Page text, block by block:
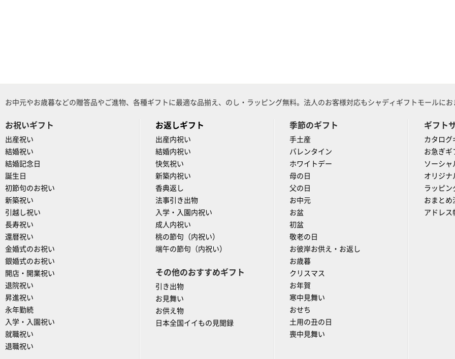
お中元やお歳暮などの贈答品やご進物、各種ギフトに最適な品揃え、のし・ラッピング無料。法人のお客様対応もシャディギフトモールに
お祝いギフト
出産祝い
結婚祝い
結婚記念日
誕生日
初節句のお祝い
新築祝い
引越し祝い
長寿祝い
還暦祝い
金婚式のお祝い
銀婚式のお祝い
開店・開業祝い
退院祝い
昇進祝い
永年勤続
入学・入園祝い
就職祝い
退職祝い
お返しギフト
出産内祝い
結婚内祝い
快気祝い
新築内祝い
香典返し
法事引き出物
入学・入園内祝い
成人内祝い
桃の節句（内祝い）
端午の節句（内祝い）
その他のおすすめギフト
引き出物
お見舞い
お供え物
日本全国イイもの見聞録
季節のギフト
手土産
バレンタイン
ホワイトデー
母の日
父の日
お中元
お盆
初盆
敬老の日
お彼岸お供え・お返し
お歳暮
クリスマス
お年賀
寒中見舞い
おせち
土用の丑の日
喪中見舞い
ギフト
カタログ
お急ぎギ
ソーシャ
オリジナ
ラッピン
おまとめ
アドレス